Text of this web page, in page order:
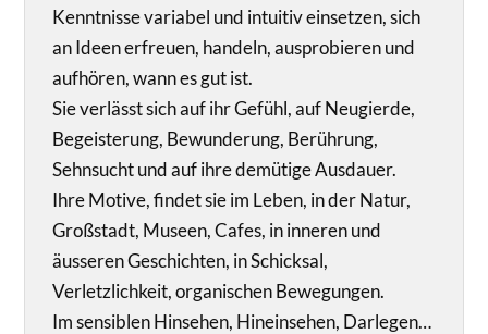
Kenntnisse variabel und intuitiv einsetzen, sich
an Ideen erfreuen, handeln, ausprobieren und
aufhören, wann es gut ist.
Sie verlässt sich auf ihr Gefühl, auf Neugierde,
Begeisterung, Bewunderung, Berührung,
Sehnsucht und auf ihre demütige Ausdauer.
Ihre Motive, findet sie im Leben, in der Natur,
Großstadt, Museen, Cafes, in inneren und
äusseren Geschichten, in Schicksal,
Verletzlichkeit, organischen Bewegungen.
Im sensiblen Hinsehen, Hineinsehen, Darlegen…